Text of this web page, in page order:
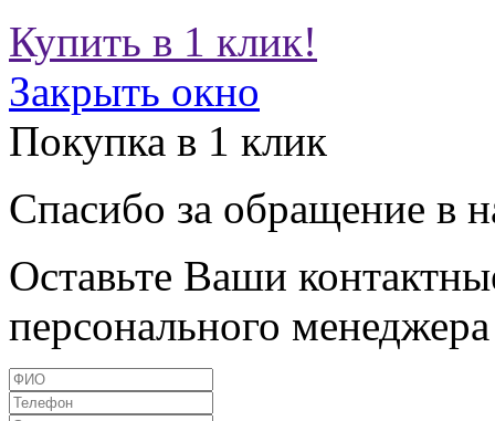
Купить в 1 клик!
Закрыть окно
Покупка в 1 клик
Спасибо за обращение в
Оставьте Ваши
персонального